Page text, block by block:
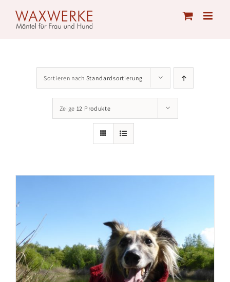
content
Sortieren nach Standardsortierung
Zeige 12 Produkte